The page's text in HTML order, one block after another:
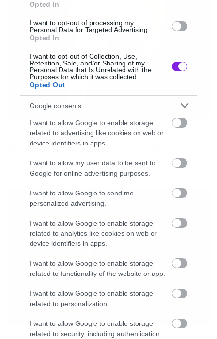
Opted In
I want to opt-out of processing my
Personal Data for Targeted Advertising.
Opted In
I want to opt-out of Collection, Use,
Retention, Sale, and/or Sharing of my
Personal Data that Is Unrelated with the
Purposes for which it was collected.
Opted Out
Google consents
I want to allow Google to enable storage
related to advertising like cookies on web or
device identifiers in apps.
I want to allow my user data to be sent to
Google for online advertising purposes.
I want to allow Google to send me
personalized advertising.
I want to allow Google to enable storage
related to analytics like cookies on web or
device identifiers in apps.
I want to allow Google to enable storage
related to functionality of the website or app.
I want to allow Google to enable storage
related to personalization.
I want to allow Google to enable storage
related to security, including authentication
αναμένεται να παίξει ρόλο στην ιστορία. Με
δεδομένο ότι τα γυρίσματα θα συμπέσουν με το
φεστιβάλ, που φέτος διεξάγεται από τις 13 έως
τις 26 Μαΐου, το σενάριο αυτό μοιάζει αρκετά
πιθανό.
Το casting για τη νέα σεζόν βρίσκεται σε
εξέλιξη, με πολλούς Γάλλους ηθοποιούς να
έχουν περάσει από οντισιόν. Όπως είχε
αποκαλύψει τοVarietyτον προηγούμενο μήνα,
οι πρώτοι νέοι ηθοποιοί που ανακοινώθηκαν
είναι οι
Alexander Ludwig (Earth Abides,
Vikings) καιAJ Michalka The Goldbergs,Super
). Μέχρι σήμερα, μόνο τρεις ηθοποιοί έχουν
εμφανιστεί σε περισσότερες από μία σεζόν της
σειράς: ηJennifer Coolidge
στις σεζόν 1 και 2, ηNatasha Rothwell ως
Belinda Lindsey στις σεζόν 1 και 3 και ο
ως Greg Hunt και στις τρεις σεζόν.
Η 3η σεζόν, που διαδραματιζόταν στην
Ταϊλάνδη και είχε στο καστ τουςWalton
To πρώτο trailer για την τρίτη
σεζόν του Rings of Power είναι
εδώ